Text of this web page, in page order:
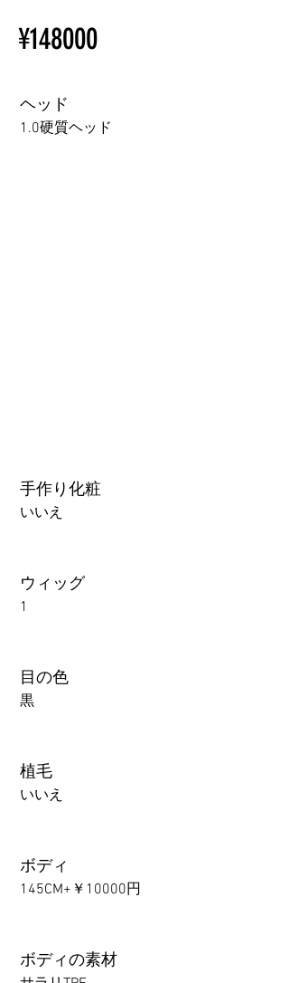
ラブドール購入前に知ってお
Ordering
Other configurations are related
following webpage.
Beginner’s Purchase Guide
¥148000
ヘッド
1.0硬質ヘッド
手作り化粧
いいえ
ウィッグ
1
目の色
黒
植毛
いいえ
ボディ
145CM+￥10000円
ボディの素材